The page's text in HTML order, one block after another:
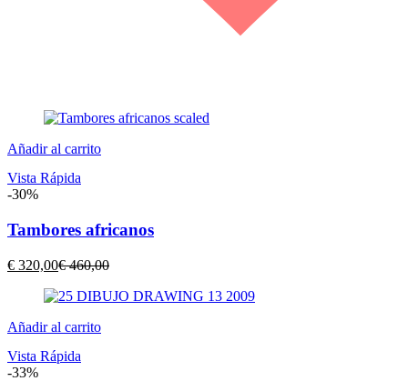
Añadir al carrito
Vista Rápida
-30%
Tambores africanos
€ 320,00El
actual
€ 320,00.
€460,00El
original
Añadir al carrito
Vista Rápida
-33%